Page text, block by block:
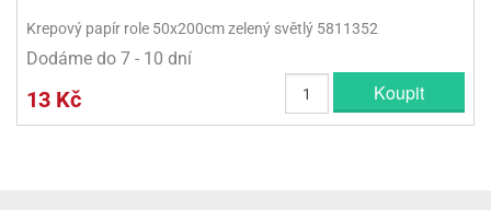
Krepový papír role 50x200cm zelený světlý 5811352
Dodáme do 7 - 10 dní
13 Kč Koupit